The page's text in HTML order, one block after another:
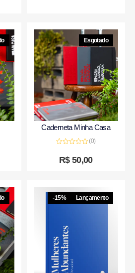
Esgotado
Caderneta Minha Casa
de
(0)
R$50,00
-15% Lançamento